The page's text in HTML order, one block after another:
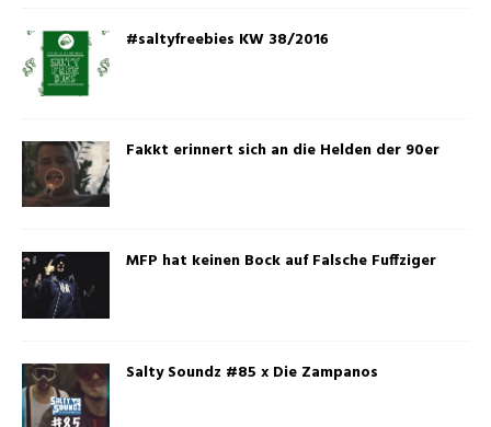
#saltyfreebies KW 38/2016
Fakkt erinnert sich an die Helden der 90er
MFP hat keinen Bock auf Falsche Fuffziger
Salty Soundz #85 x Die Zampanos